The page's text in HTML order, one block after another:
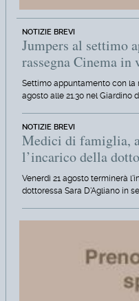
NOTIZIE BREVI
Jumpers al settimo
rassegna Cinema
Settimo appuntamento con la
agosto alle 21.30 nel Giardino
NOTIZIE BREVI
Medici di famiglia,
l’incarico della
Venerdì 21 agosto terminerà
dottoressa Sara D'Agliano in